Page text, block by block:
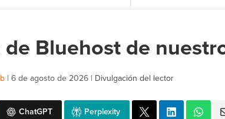
de Bluehost de
| 6 de agosto de 2026 | Divulgación del lector
ChatGPT Perplexity